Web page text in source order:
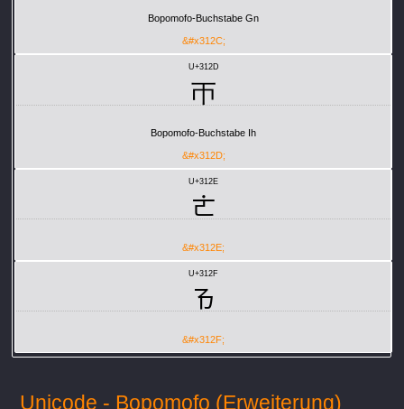
Bopomofo-Buchstabe Gn
&#x312C;
U+312D
ㄭ
Bopomofo-Buchstabe Ih
&#x312D;
U+312E
ㄮ
&#x312E;
U+312F
ㄯ
&#x312F;
Unicode - Bopomofo (Erweiterung)